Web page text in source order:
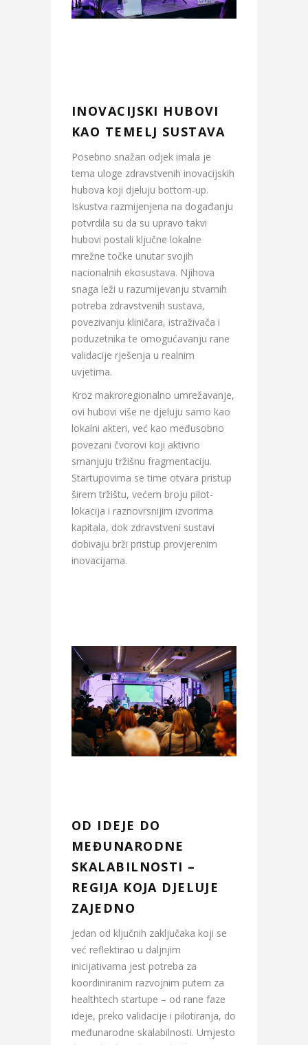
INOVACIJSKI HUBOVI
KAO TEMELJ SUSTAVA
Posebno snažan odjek imala je
tema uloge zdravstvenih inovacijskih
hubova koji djeluju bottom-up.
Iskustva razmijenjena na događanju
potvrdila su da su upravo takvi
hubovi postali ključne lokalne
mrežne točke unutar svojih
nacionalnih ekosustava. Njihova
snaga leži u razumijevanju stvarnih
potreba zdravstvenih sustava,
povezivanju kliničara, istraživača i
poduzetnika te omogućavanju rane
validacije rješenja u realnim
uvjetima.
Kroz makroregionalno umrežavanje,
ovi hubovi više ne djeluju samo kao
lokalni akteri, već kao međusobno
povezani čvorovi koji aktivno
smanjuju tržišnu fragmentaciju.
Startupovima se time otvara pristup
širem tržištu, većem broju pilot-
lokacija i raznovrsnijim izvorima
kapitala, dok zdravstveni sustavi
dobivaju brži pristup provjerenim
inovacijama.
OD IDEJE DO
MEĐUNARODNE
SKALABILNOSTI –
REGIJA KOJA DJELUJE
ZAJEDNO
Jedan od ključnih zaključaka koji se
već reflektirao u daljnjim
inicijativama jest potreba za
koordiniranim razvojnim putem za
healthtech startupe – od rane faze
ideje, preko validacije i pilotiranja, do
međunarodne skalabilnosti. Umjesto